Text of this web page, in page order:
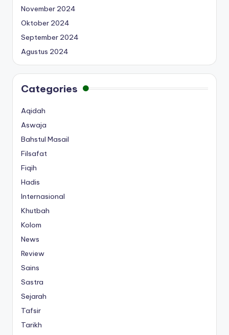
November 2024
Oktober 2024
September 2024
Agustus 2024
Categories
Aqidah
Aswaja
Bahstul Masail
Filsafat
Fiqih
Hadis
Internasional
Khutbah
Kolom
News
Review
Sains
Sastra
Sejarah
Tafsir
Tarikh